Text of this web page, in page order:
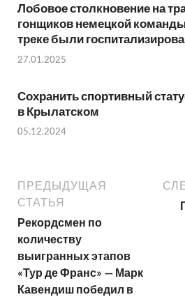
Лобовое столкновение на
гонщиков немецкой
треке были
27.01.2025
Сохранить спортивный
в Крылатском
05.12.2024
ПРЕДЫДУЩАЯ
СТАТЬЯ
Рекордсмен по
количеству
выигранных этапов
«Тур де Франс» — Марк
Кавендиш победил в